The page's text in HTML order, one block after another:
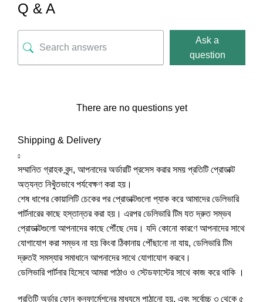
Q & A
Ask a
question
There are no questions yet
Shipping & Delivery
সম্মানিত গ্রাহক বৃন্দ, আপনাদের অর্ডারটি প্রসেস করার সময় প্রতিটি প্রোডাক্ট
অত্যন্ত নিখুঁতভাবে পর্যবেক্ষণ করা হয়।
শেষ ধাপের কোয়ালিটি চেকের পর প্রোডাক্টগুলো প্যাক করে আমাদের ডেলিভারি
পার্টনারের কাছে হস্তান্তর করা হয়। এরপর ডেলিভারি টিম যত দ্রুত সম্ভব
প্রোডাক্টগুলো আপনাদের কাছে পৌঁছে দেয়। যদি কোনো কারণে আপনাদের সাথে
যোগাযোগ করা সম্ভব না হয় কিংবা ঠিকানায় পৌঁছানো না যায়, ডেলিভারি টিম
দ্রুতই সমস্যার সমাধানে আপনাদের সাথে যোগাযোগ করবে।
ডেলিভারি পার্টনার হিসেবে আমরা পাঠাও ও স্টেডফাস্টের সাথে কাজ করে থাকি ।
প্রতিটি অর্ডার ফোন কনফার্মেশনের মাধ্যমে পাঠানো হয়, এবং সর্বোচ্চ ৩ থেকে ৫